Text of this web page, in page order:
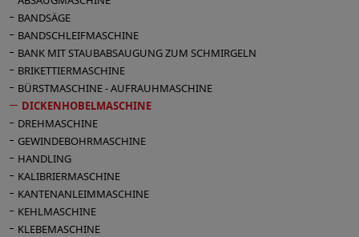
BANDSÄGE
BANDSCHLEIFMASCHINE
BANK MIT STAUBABSAUGUNG ZUM SCHMIRGELN
BRIKETTIERMASCHINE
BÜRSTMASCHINE - AUFRAUHMASCHINE
DICKENHOBELMASCHINE
DREHMASCHINE
GEWINDEBOHRMASCHINE
HANDLING
KALIBRIERMASCHINE
KANTENANLEIMMASCHINE
KEHLMASCHINE
KLEBEMASCHINE